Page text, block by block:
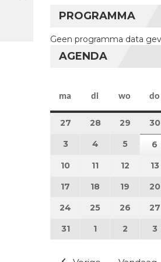
PROGRAMMA
Geen programma data
AGENDA
ma maandag
di dinsdag
wo do
27 27 juli 2026
28 28 juli 2026
29 29 juli
30
3 3 augustus 2026
4 4 augustus
55 6
10 10 augustus 2026
11 11 augustus
12 12 13
17 17 augustus 2026
18 18 augustus
19 19 20
24 24 augustus 2026
25 25 augustus
26 26 27
3131 augustus 2026
1 1 september
2 2 3